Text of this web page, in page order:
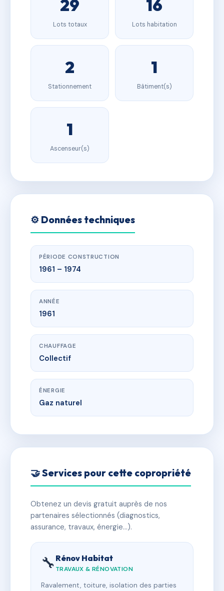
29
Lots totaux
16
Lots habitation
2
Stationnement
1
Bâtiment(s)
1
Ascenseur(s)
⚙️ Données techniques
PÉRIODE CONSTRUCTION
1961 – 1974
ANNÉE
1961
CHAUFFAGE
Collectif
ÉNERGIE
Gaz naturel
🤝 Services pour cette copropriété
Obtenez un devis gratuit auprès de nos
partenaires sélectionnés (diagnostics,
assurance, travaux, énergie…).
🔧 Rénov Habitat
TRAVAUX & RÉNOVATION
Ravalement, toiture, isolation des parties